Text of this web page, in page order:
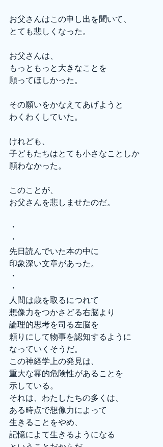
お父さんはこの申し出を聞いて、
とても悲しくなった。
お父さんは、
もっともっと大きなことを
願ってほしかった。
その願いをかなえてあげようと
わくわくしていた。
けれども、
子どもたちはとても小さなことしか
願わなかった。
このことが、
お父さんを悲しませたのだ。
・
・
先日読んでいた本の中に
印象深い文章があった。
・
・
人間は歳を取るにつれて
想像力をつかさどる右脳より
論理的思考を司る左脳を
頼りにして物事を認知するように
なっていくそうだ。
この神経学上の発見は、
重大な霊的危険性があることを
示している。
それは、わたしたちの多くは、
ある時点で想像力によって
生きることをやめ、
記憶によて生きるようになる